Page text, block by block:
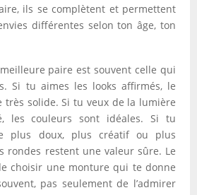
ils se complètent et permettent
différentes selon ton âge, ton
paire est souvent celle qui
Si tu aimes les looks affirmés, le
très solide. Si tu veux de la lumière
les couleurs sont idéales. Si tu
plus doux, plus créatif ou plus
rondes restent une valeur sûre. Le
choisir une monture qui te donne
pas seulement de l’admirer